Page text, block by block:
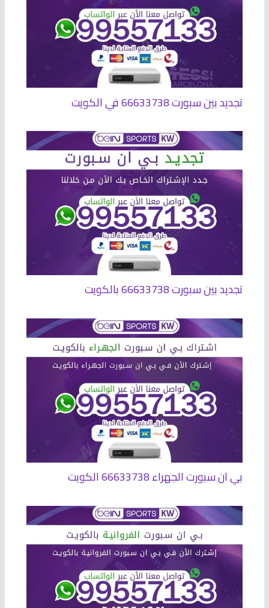
تجديد بين سبورت 66633738 في الكويت
تجديد بين سبورت 66633738 بالكويت
بي ان سبورت الجهراء 66633738 الكويت